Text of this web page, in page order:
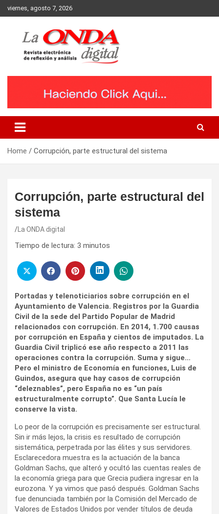
Skip
to
viernes, agosto 7, 2026
Home Corrupción, parte estructural del sistema
Corrupción, parte estructural del
sistema
La ONDA digital
Tiempo de lectura: 3 minutos
Portadas y telenoticiarios sobre corrupción en el
Ayuntamiento de Valencia. Registros por la Guardia
Civil de la sede del Partido Popular de Madrid
relacionados con corrupción. En 2014, 1.700 causas
por corrupción en España y cientos de imputados. La
Guardia Civil triplicó ese año respecto a 2011 las
operaciones contra la corrupción. Suma y sigue…
Pero el ministro de Economía en funciones, Luis de
Guindos, asegura que hay casos de corrupción
“deleznables”, pero España no es “un país
estructuralmente corrupto”. Que Santa Lucía le
conserve la vista.
Lo peor de la corrupción es precisamente ser estructural.
Sin ir más lejos, la crisis es resultado de corrupción
sistemática, perpetrada por las élites y sus servidores.
Esclarecedora muestra es la actuación de la banca
Goldman Sachs, que alteró y ocultó las cuentas reales de
la economía griega para que Grecia pudiera ingresar en la
eurozona. Y ya vimos que pasó después. Goldman Sachs
fue denunciada también por la Comisión del Mercado de
Valores de Estados Unidos por vender títulos de deuda